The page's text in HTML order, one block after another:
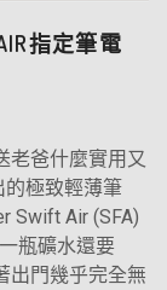
指定筆電
老爸什麼實用又
的極致輕薄筆
Swift Air (SFA)
瓶礦水還要
出門幾乎完全無